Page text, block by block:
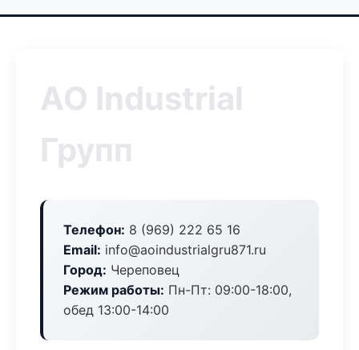
АО Industrial
Групп
Телефон: 8 (969) 222 65 16
Email: info@aoindustrialgru871.ru
Город: Череповец
Режим работы: Пн-Пт: 09:00-18:00,
обед 13:00-14:00